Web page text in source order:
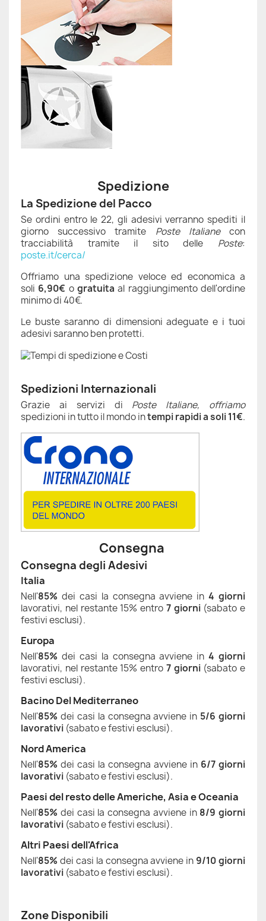
Spedizione
La Spedizione del Pacco
Se ordini entro le 22, gli adesivi verranno spediti il
giorno successivo tramite Poste Italianecon
tracciabilità tramite il sito delle Poste:
poste.it/cerca/
Offriamo una spedizione veloce ed economica a
soli 6,90€ ogratuita al raggiungimento dell'ordine
minimo di 40€.
Le buste saranno di dimensioni adeguate e i tuoi
adesivi saranno ben protetti.
Spedizioni Internazionali
Grazie ai servizi di Poste Italiane, offriamo
spedizioni in tutto il mondointempi rapidi a soli 11€.
Consegna
Consegna degli Adesivi
Italia
Nell'85% dei casi la consegna avviene in4 giorni
lavorativi, nel restante 15% entro 7 giorni(sabato e
festivi esclusi).
Europa
Nell'85% dei casi la consegna avviene in4 giorni
lavorativi, nel restante 15% entro 7 giorni(sabato e
festivi esclusi).
Bacino Del Mediterraneo
Nell'85% dei casi la consegna avviene in 5/6 giorni
lavorativi (sabato e festivi esclusi).
Nord America
Nell'85% dei casi la consegna avviene in 6/7 giorni
lavorativi (sabato e festivi esclusi).
Paesi del resto delle Americhe, Asia e Oceania
Nell'85% dei casi la consegna avviene in 8/9 giorni
lavorativi (sabato e festivi esclusi).
Altri Paesi dell'Africa
Nell'85% dei casi la consegna avviene in 9/10 giorni
lavorativi (sabato e festivi esclusi).
Zone Disponibili